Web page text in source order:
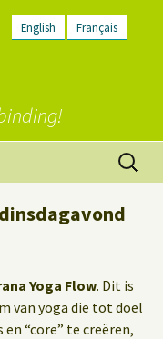
English Français
Zoeken
naar:
Yoga Flow. Dit is
van yoga die tot doel
“core” te creëren,